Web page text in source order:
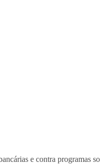
e contra programas